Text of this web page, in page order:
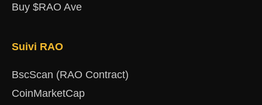
Buy $RAO Ave
Suivi RAO
BscScan (RAO Contract)
CoinMarketCap